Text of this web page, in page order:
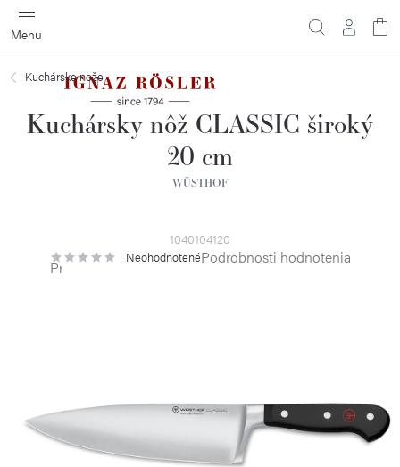
Prejsť
na
obsah
Kuchárske nože
Kuchársky nôž CLASSIC široký
20 cm
WÜSTHOF
1040104120
Priemerné
hodnotenie
NeohodnotenéPodrobnosti hodnotenia